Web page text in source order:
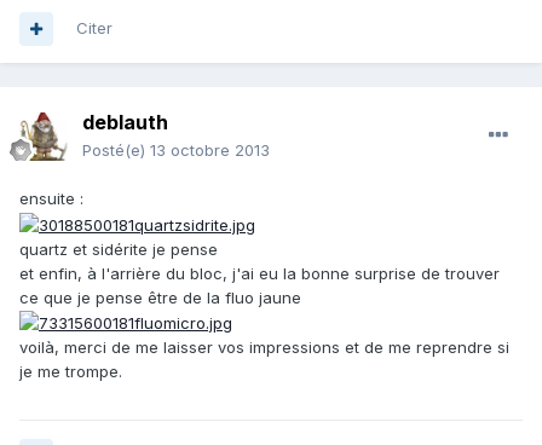
Citer
deblauth
Posté(e) 13 octobre 2013
ensuite :
quartz et sidérite je pense
et enfin, à l'arrière du bloc, j'ai eu la bonne surprise de trouver
ce que je pense être de la fluo jaune
voilà, merci de me laisser vos impressions et de me reprendre si
je me trompe.